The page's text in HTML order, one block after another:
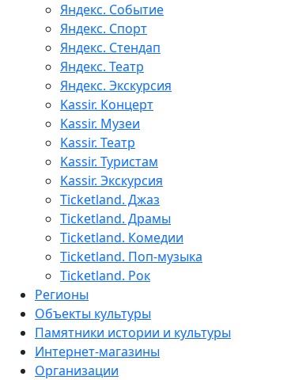
Яндекс. Событие
Яндекс. Спорт
Яндекс. Стендап
Яндекс. Театр
Яндекс. Экскурсия
Kassir. Концерт
Kassir. Музеи
Kassir. Театр
Kassir. Туристам
Kassir. Экскурсия
Ticketland. Джаз
Ticketland. Драмы
Ticketland. Комедии
Ticketland. Поп-музыка
Ticketland. Рок
Регионы
Объекты культуры
Памятники истории и культуры
Интернет-магазины
Организации